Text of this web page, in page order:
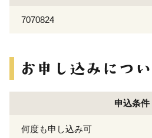
7070824
申込条件
何度も申し込み可